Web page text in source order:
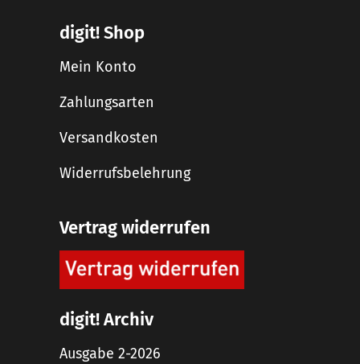
digit! Shop
Mein Konto
Zahlungsarten
Versandkosten
Widerrufsbelehrung
Vertrag widerrufen
digit! Archiv
Ausgabe 2-2026